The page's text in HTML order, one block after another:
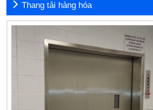
Thang tải hàng hóa